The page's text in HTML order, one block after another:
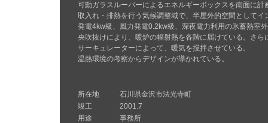
可動ガラスルーバーによるエネルギーボックスを南面に
取入れ・排熱を行う気候調整域で、半屋外的空間として
発電4kw級、風力発電0.2kw級、深夜電力利用の氷蓄熱室
央吹抜けにより、暖炉の輻射熱を各階に届けている。さ
サーキュレーターによって、暖気を撹拌させている。
温熱環境の考察からデザインが導かれている。
所在地
石川県金沢市法光寺町
竣工
2001.7
用途
事務所